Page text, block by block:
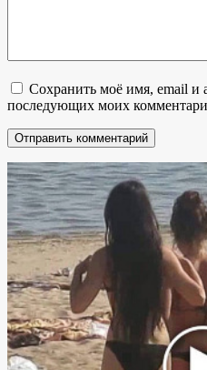
Сохранить моё имя, email и
последующих моих